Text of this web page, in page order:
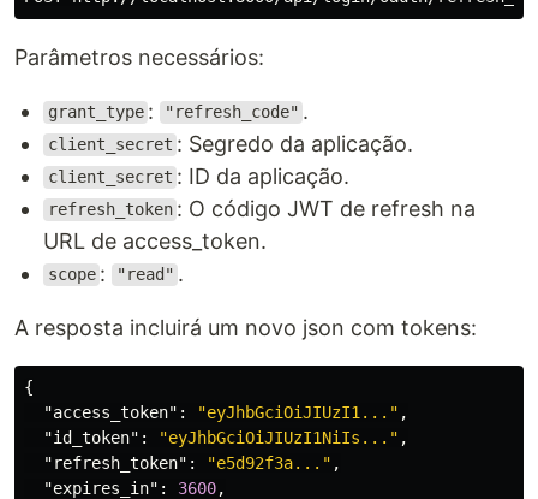
Parâmetros necessários:
grant_type : "refresh_code" .
client_secret : Segredo da aplicação.
client_secret : ID da aplicação.
refresh_token : O código JWT de refresh na
URL de access_token.
scope : "read" .
A resposta incluirá um novo json com tokens:
{
"access_token" : "eyJhbGciOiJIUzI1..." ,
"id_token" : "eyJhbGciOiJIUzI1NiIs..." ,
"refresh_token" : "e5d92f3a..." ,
"expires_in" : 3600,